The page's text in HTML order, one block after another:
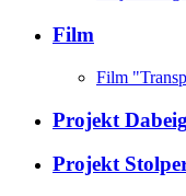
Film
Film
Projekt
Projekt